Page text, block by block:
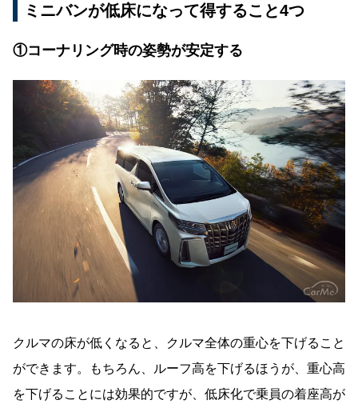
ミニバンが低床になって得すること4つ
①コーナリング時の姿勢が安定する
クルマの床が低くなると、クルマ全体の重心を下げること
ができます。もちろん、ルーフ高を下げるほうが、重心高
を下げることには効果的ですが、低床化で乗員の着座高が